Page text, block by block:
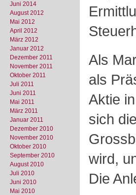
Juni 2014
August 2012
Mai 2012
April 2012
März 2012
Januar 2012
Dezember 2011
November 2011
Oktober 2011
Juli 2011
Juni 2011
Mai 2011
März 2011
Januar 2011
Dezember 2010
November 2010
Oktober 2010
September 2010
August 2010
Juli 2010
Juni 2010
Mai 2010
Als
als
Aktie
sich
wird,
Die